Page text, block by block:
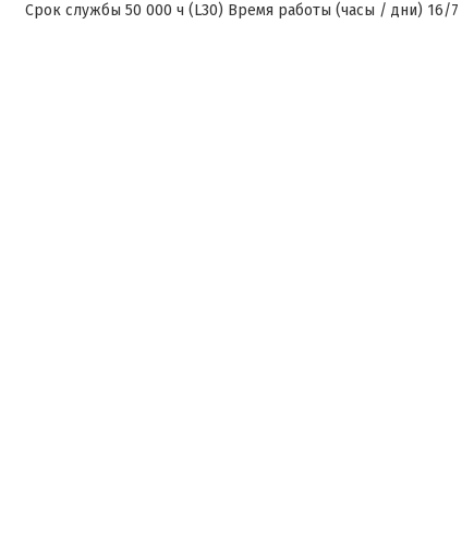
Срок службы 50 000 ч (L30) Время работы (часы / дни)